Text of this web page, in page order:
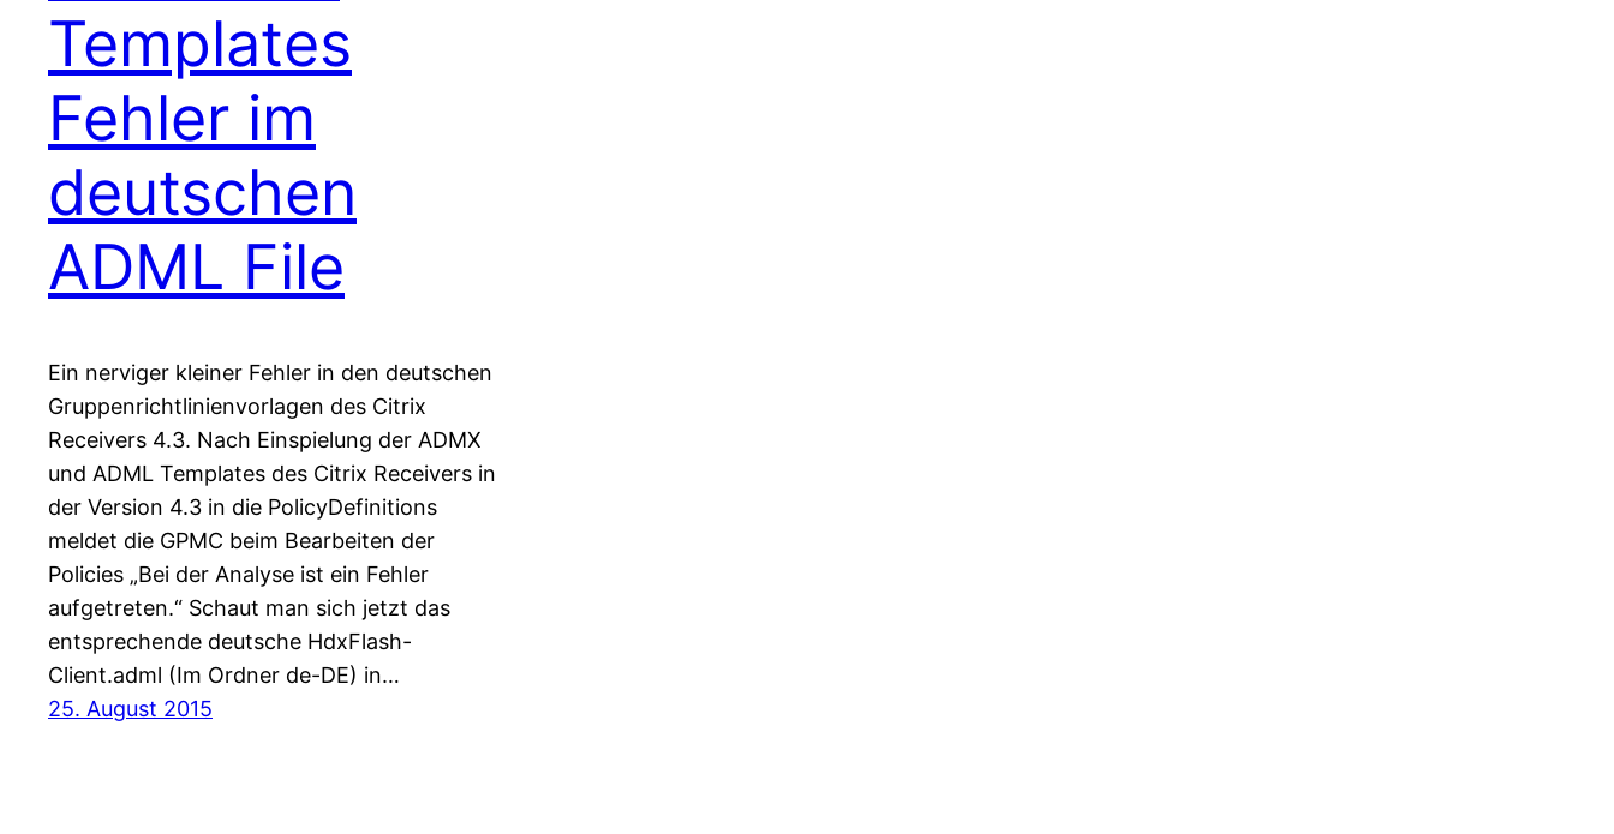
Templates
Fehler im
deutschen
ADML File
Ein nerviger kleiner Fehler in den deutschen
Gruppenrichtlinienvorlagen des Citrix
Receivers 4.3. Nach Einspielung der ADMX
und ADML Templates des Citrix Receivers in
der Version 4.3 in die PolicyDefinitions
meldet die GPMC beim Bearbeiten der
Policies „Bei der Analyse ist ein Fehler
aufgetreten.“ Schaut man sich jetzt das
entsprechende deutsche HdxFlash-
Client.adml (Im Ordner de-DE) in…
25. August 2015